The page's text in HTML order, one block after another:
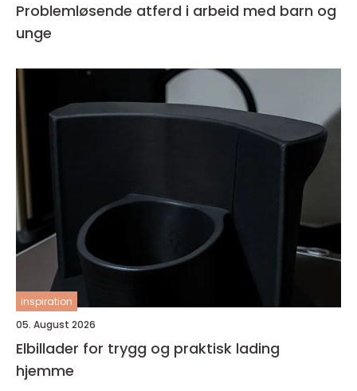
Problemløsende atferd i arbeid med barn og
unge
inspiration
05. August 2026
Elbillader for trygg og praktisk lading
hjemme